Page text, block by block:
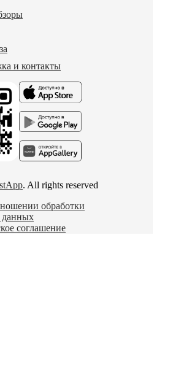
и контакты
. All rights reserved
обработки
данных
соглашение